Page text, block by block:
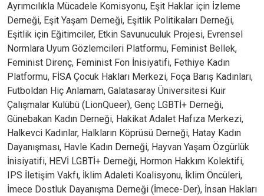
Ayrımcılıkla Mücadele Komisyonu, Eşit Haklar için İzleme
Derneği, Eşit Yaşam Derneği, Eşitlik Politikaları Derneği,
Eşitlik için Eğitimciler, Etkin Savunuculuk Projesi, Evrensel
Normlara Uyum Gözlemcileri Platformu, Feminist Bellek,
Feminist Direnç, Feminist Fon İnisiyatifi, Fethiye Kadın
Platformu, FİSA Çocuk Hakları Merkezi, Foça Barış Kadınları,
Futboldan Hiç Anlamam, Galatasaray Üniversitesi Kuir
Çalışmalar Kulübü (LionQueer), Genç LGBTİ+ Derneği,
Günebakan Kadın Derneği, Hakikat Adalet Hafıza Merkezi,
Halkevci Kadınlar, Halkların Köprüsü Derneği, Hatay Kadın
Dayanışması, Havle Kadın Derneği, Hayvan Yaşam Özgürlük
İnisiyatifi, HEVİ LGBTİ+ Derneği, Hormon Hakkım Kolektifi,
IPS İletişim Vakfı, İklim Adaleti Koalisyonu, İklim Öncüleri,
İmece Dostluk Dayanışma Derneği (İmece-Der), İnsan Hakları